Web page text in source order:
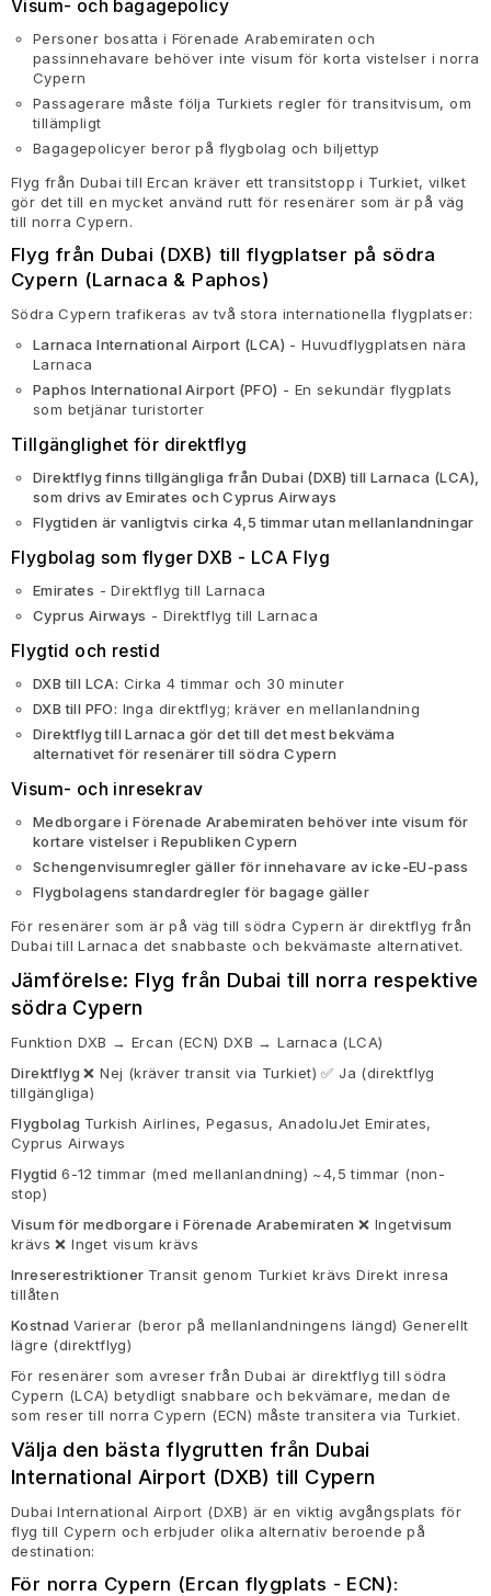
Visum- och bagagepolicy
Personer bosatta i Förenade Arabemiraten och
passinnehavare behöver inte visum för korta vistelser i norra
Cypern
Passagerare måste följa Turkiets regler för transitvisum, om
tillämpligt
Bagagepolicyer beror på flygbolag och biljettyp
Flyg från Dubai till Ercan kräver ett transitstopp i Turkiet, vilket
gör det till en mycket använd rutt för resenärer som är på väg
till norra Cypern.
Flyg från Dubai (DXB) till flygplatser på södra
Cypern (Larnaca & Paphos)
Södra Cypern trafikeras av två stora internationella flygplatser:
Larnaca International Airport (LCA) - Huvudflygplatsen nära
Larnaca
Paphos International Airport (PFO) - En sekundär flygplats
som betjänar turistorter
Tillgänglighet för direktflyg
Direktflyg finns tillgängliga från Dubai (DXB) till Larnaca (LCA),
som drivs av Emirates och Cyprus Airways
Flygtiden är vanligtvis cirka 4,5 timmar utan mellanlandningar
Flygbolag som flyger DXB - LCA Flyg
Emirates - Direktflyg till Larnaca
Cyprus Airways - Direktflyg till Larnaca
Flygtid och restid
DXB till LCA: Cirka 4 timmar och 30 minuter
DXB till PFO: Inga direktflyg; kräver en mellanlandning
Direktflyg till Larnaca gör det till det mest bekväma
alternativet för resenärer till södra Cypern
Visum- och inresekrav
Medborgare i Förenade Arabemiraten behöver inte visum för
kortare vistelser i Republiken Cypern
Schengenvisumregler gäller för innehavare av icke-EU-pass
Flygbolagens standardregler för bagage gäller
För resenärer som är på väg till södra Cypern är direktflyg från
Dubai till Larnaca det snabbaste och bekvämaste alternativet.
Jämförelse: Flyg från Dubai till norra respektive
södra Cypern
Funktion DXB → Ercan (ECN) DXB → Larnaca (LCA)
Direktflyg❌ Nej (kräver transit via Turkiet) ✅ Ja (direktflyg
tillgängliga)
Flygbolag Turkish Airlines, Pegasus, AnadoluJet Emirates,
Cyprus Airways
Flygtid6-12 timmar (med mellanlandning) ~4,5 timmar (non-
stop)
Visum för medborgare i Förenade Arabemiraten ❌ Ingetvisum
krävs ❌ Inget visum krävs
Inreserestriktioner Transit genom Turkiet krävs Direkt inresa
tillåten
KostnadVarierar (beror på mellanlandningens längd) Generellt
lägre (direktflyg)
För resenärer som avreser från Dubai är direktflyg till södra
Cypern (LCA) betydligt snabbare och bekvämare, medan de
som reser till norra Cypern (ECN) måste transitera via Turkiet.
Välja den bästa flygrutten från Dubai
International Airport (DXB) till Cypern
Dubai International Airport (DXB) är en viktig avgångsplats för
flyg till Cypern och erbjuder olika alternativ beroende på
destination:
För norra Cypern (Ercan flygplats - ECN):